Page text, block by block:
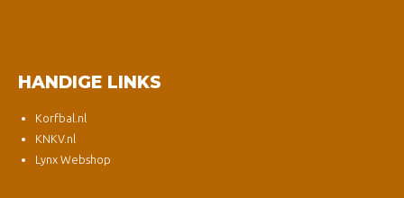
HANDIGE LINKS
Korfbal.nl
KNKV.nl
Lynx Webshop